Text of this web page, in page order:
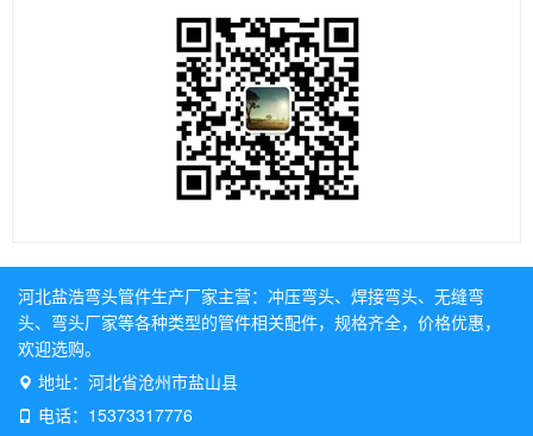
河北盐浩弯头管件生产厂家主营： 冲压弯头、 焊接弯头、 无缝弯
头、 弯头厂家等各种类型的管件相关配件，规格齐全，价格优惠，
欢迎选购。
地址：河北省沧州市盐山县
电话：15373317776